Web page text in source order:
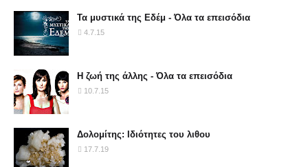
Τα μυστικά της Εδέμ - Όλα τα επεισόδια
4.7.15
Η ζωή της άλλης - Όλα τα επεισόδια
10.7.15
Δολομίτης: Ιδιότητες του λιθου
17.7.19